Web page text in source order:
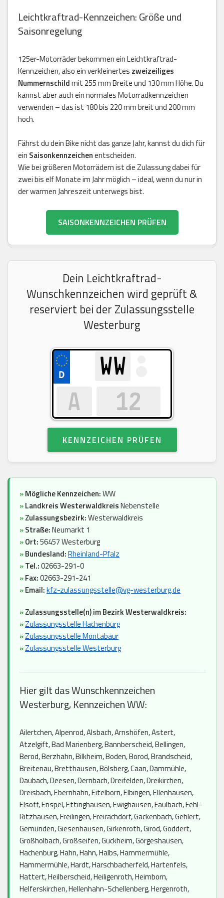
Leichtkraftrad-Kennzeichen: Größe und
Saisonregelung
125er-Motorräder bekommen ein Leichtkraftrad-
Kennzeichen, also ein verkleinertes zweizeiliges
Nummernschildmit 255 mm Breite und 130 mm Höhe. Du
kannst aber auch ein normales Motorradkennzeichen
verwenden – das ist 180 bis 220 mm breit und 200 mm
hoch.
Fährst du dein Bike nicht das ganze Jahr, kannst du dich für
ein Saisonkennzeichenentscheiden.
Wie bei größeren Motorrädern ist die Zulassung dabei für
zwei bis elf Monate im Jahr möglich – ideal, wenn du nur in
der warmen Jahreszeit unterwegs bist.
SAISONKENNZEICHEN PRÜFEN
Dein Leichtkraftrad-
Wunschkennzeichen wird geprüft &
reserviert bei der Zulassungsstelle
Westerburg
KENNZEICHEN PRÜFEN
»Mögliche Kennzeichen:WW
»Landkreis WesterwaldkreisNebenstelle
»Zulassungsbezirk:Westerwaldkreis
»Straße:Neumarkt 1
»Ort:56457 Westerburg
»Bundesland:Rheinland-Pfalz
»Tel.:02663-291-0
»Fax:02663-291-241
»Email:kfz-zulassungsstelle@vg-westerburg.de
»Zulassungsstelle(n) im Bezirk Westerwaldkreis:
»Zulassungsstelle Hachenburg
»Zulassungsstelle Montabaur
»Zulassungsstelle Westerburg
Hier gilt das Wunschkennzeichen
Westerburg, Kennzeichen WW:
Ailertchen, Alpenrod, Alsbach, Arnshöfen, Astert,
Atzelgift, Bad Marienberg, Bannberscheid, Bellingen,
Berod, Berzhahn, Bilkheim, Boden, Borod, Brandscheid,
Breitenau, Bretthausen, Bölsberg, Caan, Dammühle,
Daubach, Deesen, Dernbach, Dreifelden, Dreikirchen,
Dreisbach, Ebernhahn, Eitelborn, Elbingen, Ellenhausen,
Elsoff, Enspel, Ettinghausen, Ewighausen, Faulbach, Fehl-
Ritzhausen, Freilingen, Freirachdorf, Gackenbach, Gehlert,
Gemünden, Giesenhausen, Girkenroth, Girod, Goddert,
Großholbach, Großseifen, Guckheim, Görgeshausen,
Hachenburg, Hahn, Hahn, Halbs, Hammermühle,
Hammermühle, Hardt, Harschbacherfeld, Hartenfels,
Hattert, Heilberscheid, Heiligenroth, Heimborn,
Helferskirchen, Hellenhahn-Schellenberg, Hergenroth,